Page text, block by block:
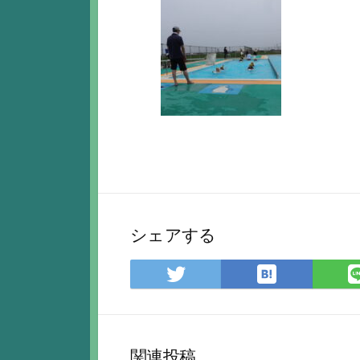
シェアする
Twitter
で
ア
は
て